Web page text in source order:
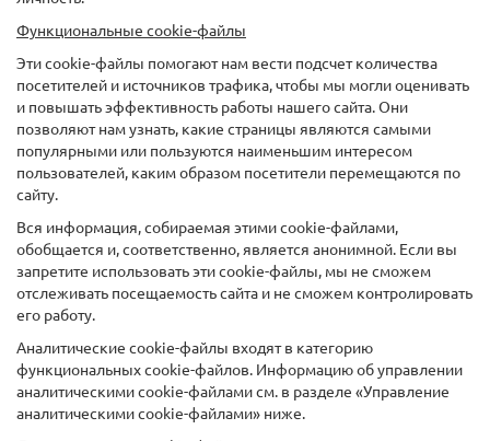
Функциональные cookie-файлы
Эти cookie-файлы помогают нам вести подсчет количества
посетителей и источников трафика, чтобы мы могли оценивать
и повышать эффективность работы нашего сайта. Они
позволяют нам узнать, какие страницы являются самыми
популярными или пользуются наименьшим интересом
пользователей, каким образом посетители перемещаются по
сайту.
Вся информация, собираемая этими cookie-файлами,
обобщается и, соответственно, является анонимной. Если вы
запретите использовать эти cookie-файлы, мы не сможем
отслеживать посещаемость сайта и не сможем контролировать
его работу.
Аналитические cookie-файлы входят в категорию
функциональных cookie-файлов. Информацию об управлении
аналитическими cookie-файлами см. в разделе «Управление
аналитическими cookie-файлами» ниже.